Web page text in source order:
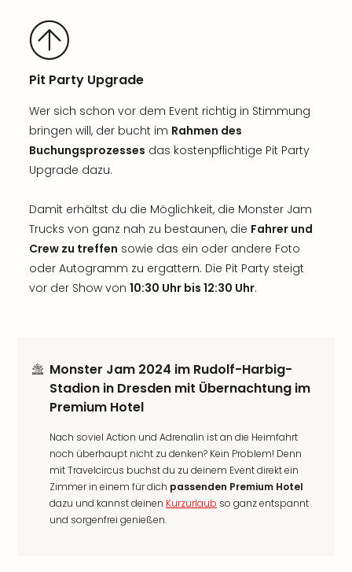
Pit Party Upgrade
Wer sich schon vor dem Event richtig in Stimmung
bringen will, der bucht im Rahmen des
Buchungsprozesses das kostenpflichtige Pit Party
Upgrade dazu.
Damit erhältst du die Möglichkeit, die Monster Jam
Trucks von ganz nah zu bestaunen, die Fahrer und
Crew zu treffen sowie das ein oder andere Foto
oder Autogramm zu ergattern. Die Pit Party steigt
vor der Show von 10:30 Uhr bis 12:30 Uhr.
Monster Jam 2024 im Rudolf-Harbig-
Stadion in Dresden mit Übernachtung im
Premium Hotel
Nach soviel Action und Adrenalin ist an die Heimfahrt
noch überhaupt nicht zu denken? Kein Problem! Denn
mit Travelcircus buchst du zu deinem Event direkt ein
Zimmer in einem für dich passenden Premium Hotel
dazu und kannst deinen Kurzurlaub so ganz entspannt
und sorgenfrei genießen.